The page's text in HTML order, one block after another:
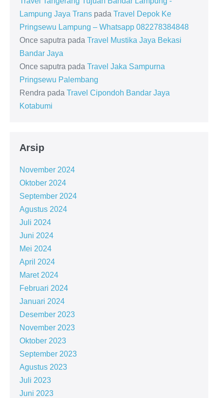
Lampung Jaya Trans pada Travel Depok Ke
Pringsewu Lampung – Whatsapp 082278384848
Once saputra pada Travel Mustika Jaya Bekasi
Bandar Jaya
Once saputra pada Travel Jaka Sampurna
Pringsewu Palembang
Rendra pada Travel Cipondoh Bandar Jaya
Kotabumi
Arsip
November 2024
Oktober 2024
September 2024
Agustus 2024
Juli 2024
Juni 2024
Mei 2024
April 2024
Maret 2024
Februari 2024
Januari 2024
Desember 2023
November 2023
Oktober 2023
September 2023
Agustus 2023
Juli 2023
Juni 2023